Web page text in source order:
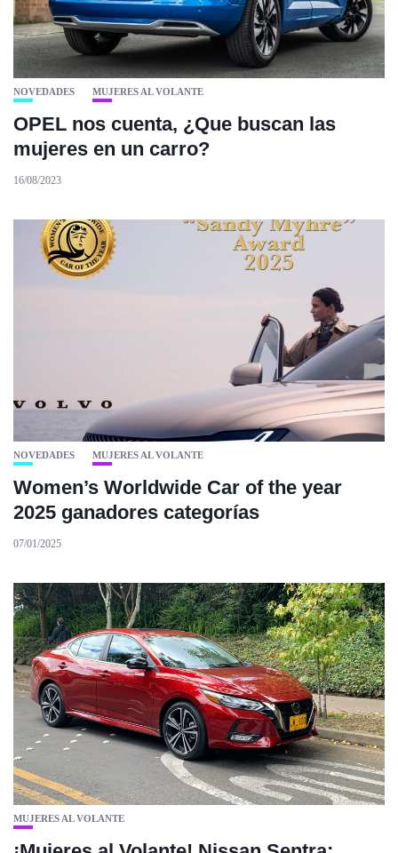
NOVEDADES MUJERES AL VOLANTE
OPEL nos cuenta, ¿Que buscan las
mujeres en un carro?
16/08/2023
NOVEDADES MUJERES AL VOLANTE
Women’s Worldwide Car of the year
2025 ganadores categorías
07/01/2025
MUJERES AL VOLANTE